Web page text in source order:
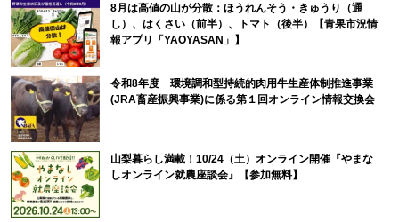
8月は高値の山が分散：ほうれんそう・きゅうり（通
し）、はくさい（前半）、トマト（後半）【青果市況情
報アプリ「YAOYASAN」】
令和8年度 環境調和型持続的肉用牛生産体制推進事業
(JRA畜産振興事業)に係る第１回オンライン情報交換会
山梨暮らし満載！10/24（土）オンライン開催『やまな
しオンライン就農座談会』【参加無料】